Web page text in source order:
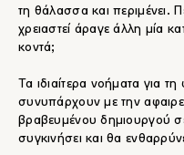
τη θάλασσα και περιμένει.
χρειαστεί άραγε άλλη μία
κοντά;
Τα ιδιαίτερα νοήματα για τη
συνυπάρχουν με την
βραβευμένου δημιουργού
συγκινήσει και θα